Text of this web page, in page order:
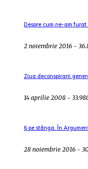
Despre cum ne-am
2 noiembrie 2016 -
Ziua deconspirarii
14 aprilie 2008 -
6 pe stânga. În
28 noiembrie 2016 -